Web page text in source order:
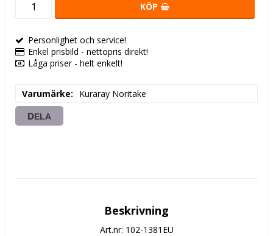
KÖP
Personlighet och service!
Enkel prisbild - nettopris direkt!
Låga priser - helt enkelt!
Varumärke Kuraray Noritake
DELA
Beskrivning
Art.nr: 102-1381EU